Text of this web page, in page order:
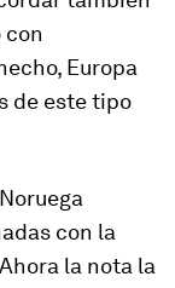
con
Europa
de este tipo
con la
la nota la